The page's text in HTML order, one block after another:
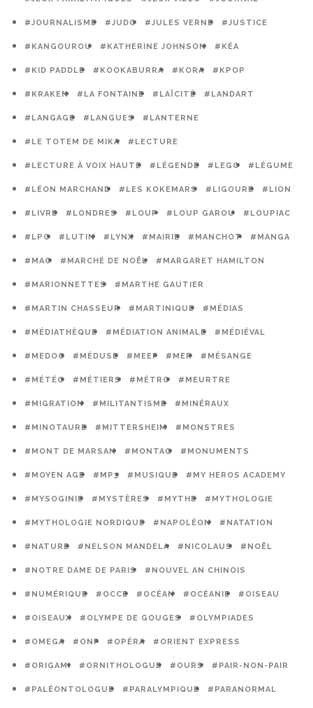
#JOURNALISME #JUDO #JULES VERNE #JUSTICE
#KANGOUROU #KATHERINE JOHNSON #KÉA
#KID PADDLE #KOOKABURRA #KORA #KPOP
#KRAKEN #LA FONTAINE #LAÏCITÉ #LANDART
#LANGAGE #LANGUES #LANTERNE
#LE TOTEM DE MIKA #LECTURE
#LECTURE À VOIX HAUTE #LÉGENDE #LEGO #LÉGUME
#LÉON MARCHAND #LES KOKEMARS #LIGOURE #LION
#LIVRE #LONDRES #LOUP #LOUP GAROU #LOUPIAC
#LPO #LUTIN #LYNX #MAIRIE #MANCHOT #MANGA
#MAO #MARCHÉ DE NOËL #MARGARET HAMILTON
#MARIONNETTES #MARTHE GAUTIER
#MARTIN CHASSEUR #MARTINIQUE #MÉDIAS
#MÉDIATHÈQUE #MÉDIATION ANIMALE #MÉDIÉVAL
#MEDOC #MÉDUSE #MEEF #MER #MÉSANGE
#MÉTÉO #MÉTIERS #MÉTRO #MEURTRE
#MIGRATION #MILITANTISME #MINÉRAUX
#MINOTAURE #MITTERSHEIM #MONSTRES
#MONT DE MARSAN #MONTAG #MONUMENTS
#MOYEN AGE #MP3 #MUSIQUE #MY HEROS ACADEMY
#MYSOGINIE #MYSTÈRES #MYTHE #MYTHOLOGIE
#MYTHOLOGIE NORDIQUE #NAPOLÉON #NATATION
#NATURE #NELSON MANDELA #NICOLAUS #NOËL
#NOTRE DAME DE PARIS #NOUVEL AN CHINOIS
#NUMÉRIQUE #OCCE #OCÉAN #OCÉANIE #OISEAU
#OISEAUX #OLYMPE DE GOUGES #OLYMPIADES
#OMEGA #ONF #OPÉRA #ORIENT EXPRESS
#ORIGAMI #ORNITHOLOGUE #OURS #PAIR-NON-PAIR
#PALÉONTOLOGUE #PARALYMPIQUE #PARANORMAL